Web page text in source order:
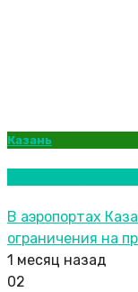
Казань
В аэропортах
ограничения на
1 месяц назад
02